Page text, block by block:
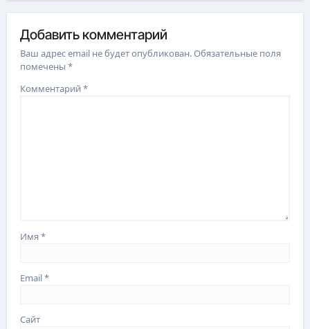
Добавить комментарий
Ваш адрес email не будет опубликован.Обязательные поля
помечены*
Комментарий*
Имя*
Email*
Сайт